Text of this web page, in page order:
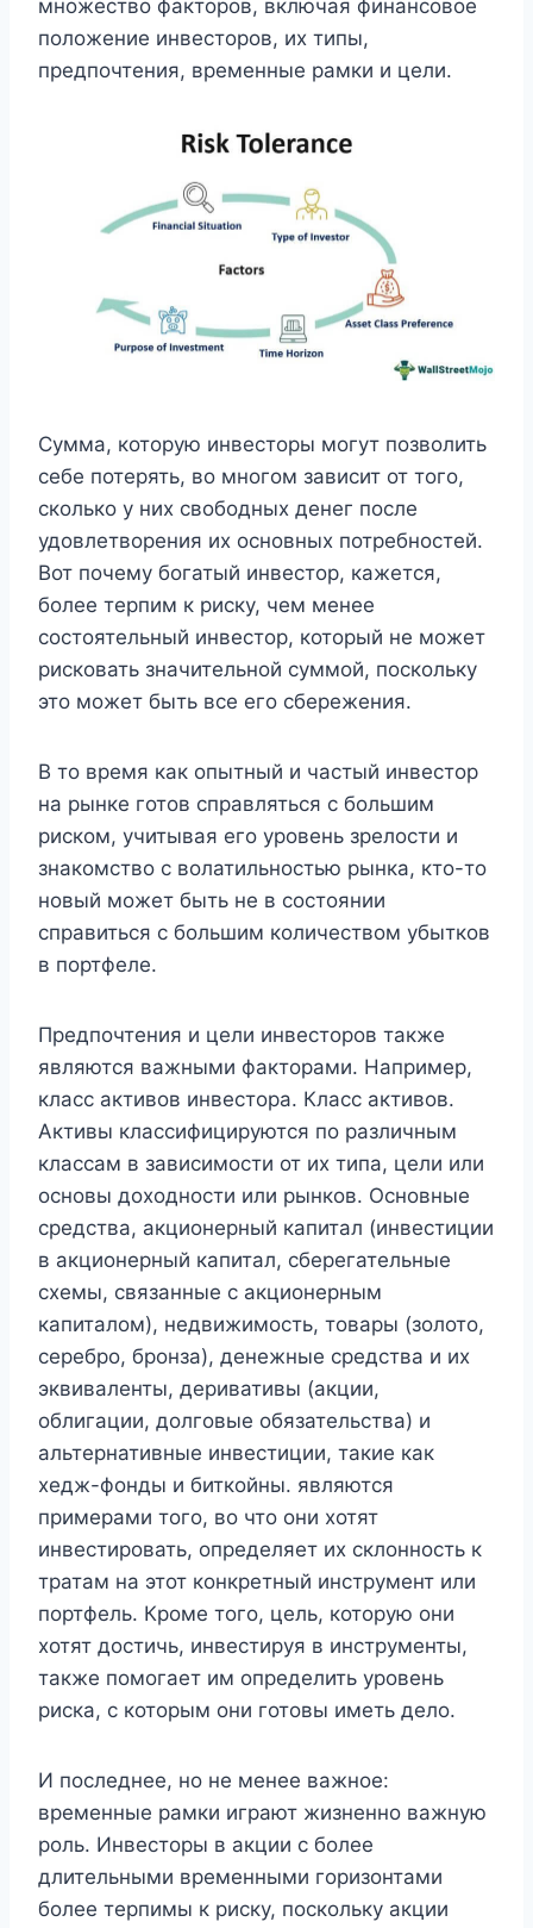
множество факторов, включая финансовое
положение инвесторов, их типы,
предпочтения, временные рамки и цели.
Сумма, которую инвесторы могут позволить
себе потерять, во многом зависит от того,
сколько у них свободных денег после
удовлетворения их основных потребностей.
Вот почему богатый инвестор, кажется,
более терпим к риску, чем менее
состоятельный инвестор, который не может
рисковать значительной суммой, поскольку
это может быть все его сбережения.
В то время как опытный и частый инвестор
на рынке готов справляться с большим
риском, учитывая его уровень зрелости и
знакомство с волатильностью рынка, кто-то
новый может быть не в состоянии
справиться с большим количеством убытков
в портфеле.
Предпочтения и цели инвесторов также
являются важными факторами. Например,
класс активов инвестора. Класс активов.
Активы классифицируются по различным
классам в зависимости от их типа, цели или
основы доходности или рынков. Основные
средства, акционерный капитал (инвестиции
в акционерный капитал, сберегательные
схемы, связанные с акционерным
капиталом), недвижимость, товары (золото,
серебро, бронза), денежные средства и их
эквиваленты, деривативы (акции,
облигации, долговые обязательства) и
альтернативные инвестиции, такие как
хедж-фонды и биткойны. являются
примерами того, во что они хотят
инвестировать, определяет их склонность к
тратам на этот конкретный инструмент или
портфель. Кроме того, цель, которую они
хотят достичь, инвестируя в инструменты,
также помогает им определить уровень
риска, с которым они готовы иметь дело.
И последнее, но не менее важное:
временные рамки играют жизненно важную
роль. Инвесторы в акции с более
длительными временными горизонтами
более терпимы к риску, поскольку акции